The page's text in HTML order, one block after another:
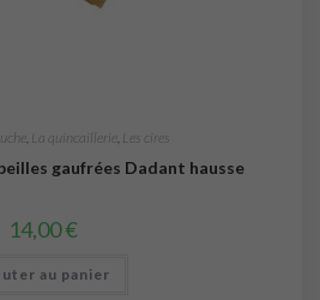
La quincaillerie Les cires
gaufrées Dadant hausse
14,00€
au panier